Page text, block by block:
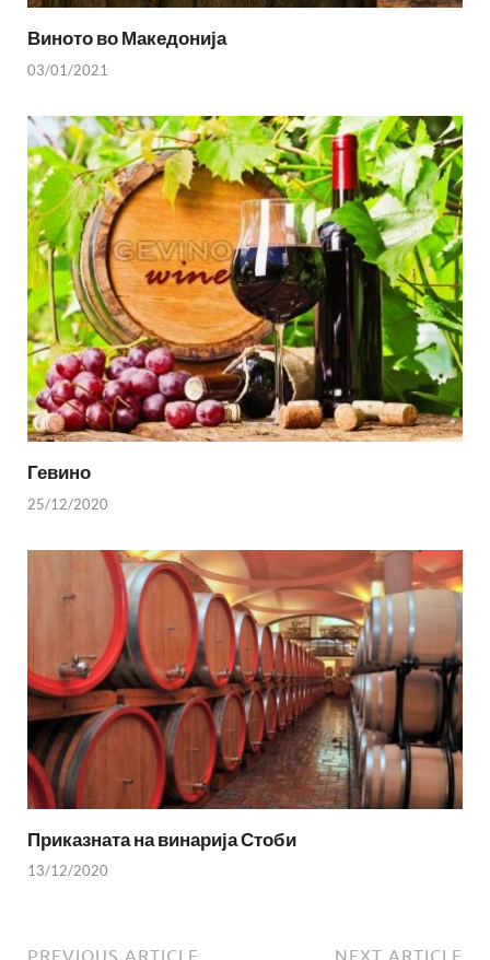
Виното во Македонија
03/01/2021
Гевино
25/12/2020
Приказната на винарија Стоби
13/12/2020
PREVIOUS ARTICLE NEXT ARTICLE